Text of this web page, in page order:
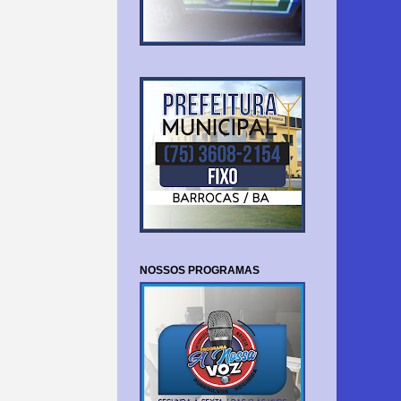
NOSSOS PROGRAMAS